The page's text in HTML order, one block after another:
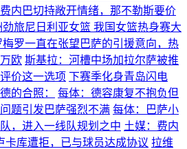
内巴切持敞开情绪，那不勒斯要价
劲旅尼日利亚女篮 我国女篮热身赛大
梅罗一直在张望巴萨的引援意向，热
欧 斯基拉：河槽中场加拉尔萨被推
价这一选项 下赛季化身青岛闪电
的合照：
每体：德容康复不抱负但
题引发巴萨强烈不满 每体：巴萨小
，进入一线队规划之中 土媒：费内
卡库遭拒，已与球员达成协议 拉维